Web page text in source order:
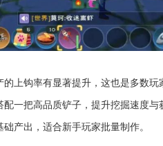
上钩率有显著提升，这也是多数
一把高品质铲子，提升挖掘速度
产出，适合新手玩家批量制作。